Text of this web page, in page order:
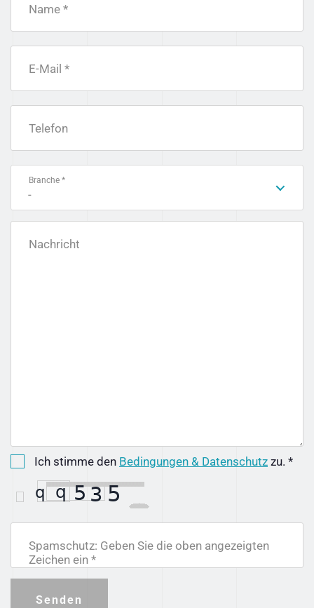
Name *
E-Mail *
Telefon
Branche *
-
Nachricht
Ich stimme den Bedingungen & Datenschutz zu. *
Spamschutz: Geben Sie die oben angezeigten
Zeichen ein *
Senden